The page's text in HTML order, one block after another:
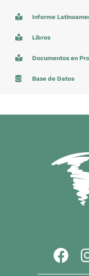
Informe
Libros
Documentos en
Base de Datos